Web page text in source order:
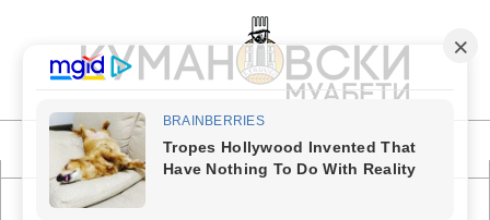
content
КУМАНОВСКИ
МУАБЕТИ
Primary
Navigation